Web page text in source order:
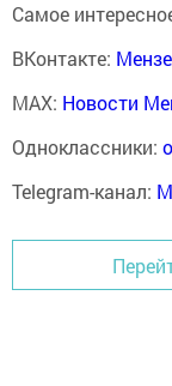
Самое
ВКонтакте:
MAX: Новости
Одноклассники:
Telegram-канал: